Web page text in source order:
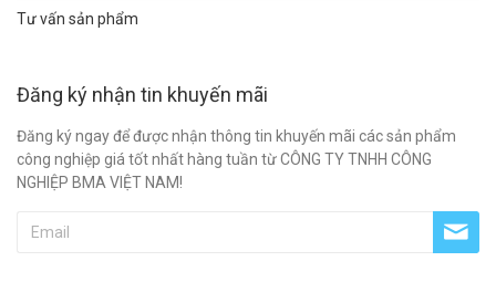
Tư vấn sản phẩm
Đăng ký nhận tin khuyến mãi
Đăng ký ngay để được nhận thông tin khuyến mãi các sản phẩm
công nghiệp giá tốt nhất hàng tuần từ CÔNG TY TNHH CÔNG
NGHIỆP BMA VIỆT NAM!